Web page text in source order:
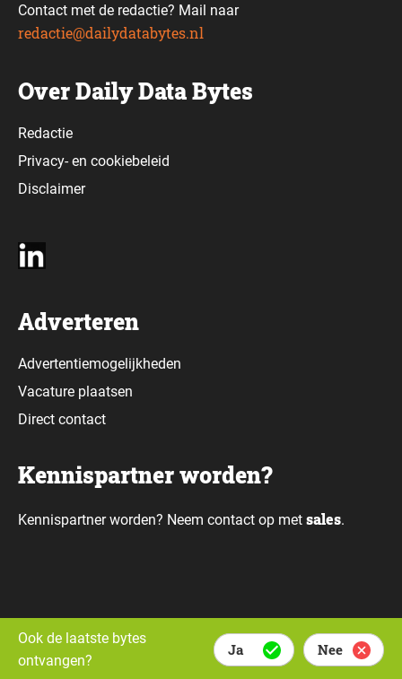
Contact met de redactie? Mail naar
redactie@dailydatabytes.nl
Over Daily Data Bytes
Redactie
Privacy-en cookiebeleid
Disclaimer
Adverteren
Advertentiemogelijkheden
Vacature plaatsen
Direct contact
Kennispartner worden?
Kennispartner worden? Neem contact op met sales.
Alle rechten voorbehouden © Daily Data Bytes 2026. Webdesign door
Whello.
Ook de laatste bytes
ontvangen?
Ja Nee